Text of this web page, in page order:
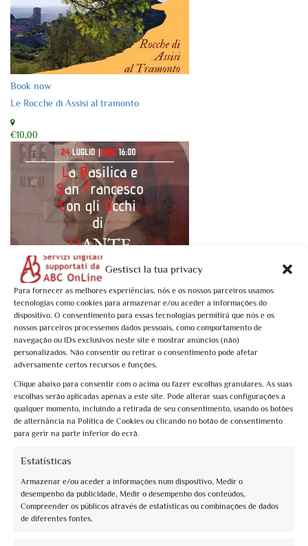
Gestisci la tua privacy
Para fornecer as melhores experiências, nós e os nossos parceiros usamos
tecnologias como cookies para armazenar e/ou aceder a informações do
dispositivo. O consentimento para essas tecnologias permitirá que nós e os
nossos parceiros processemos dados pessoais, como comportamento de
navegação ou IDs exclusivos neste site e mostrar anúncios (não)
personalizados. Não consentir ou retirar o consentimento pode afetar
adversamente certos recursos e funções.
Clique abaixo para consentir com o acima ou fazer escolhas granulares. As suas
escolhas serão aplicadas apenas a este site. Pode alterar suas configurações a
qualquer momento, incluindo a retirada de seu consentimento, usando os botões
de alternância na Política de Cookies ou clicando no botão de consentimento
para gerir na parte inferior do ecrã.
Estatísticas
Armazenar e/ou aceder a informações num dispositivo, Medir o
desempenho da publicidade, Medir o desempenho dos conteúdos,
Compreender os públicos através de estatísticas ou combinações de dados
de diferentes fontes.
Book now
Le Rocche di Assisi al tramonto
€10,00
Book now
La Basilica e San Francesco con gli occhi di Dante
€10,00
Book now
La moda negli affreschi a San Francesco